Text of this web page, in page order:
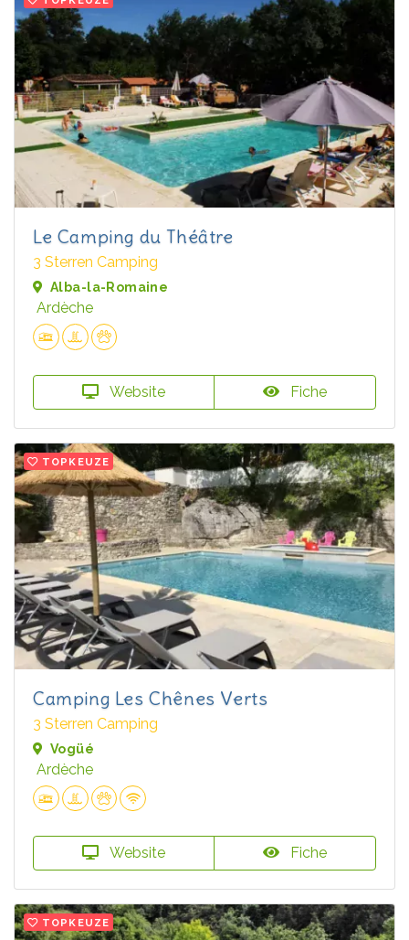
Le Camping du Théâtre
3 Sterren Camping
Alba-la-Romaine
Ardèche
Website Fiche
TOPKEUZE
Camping Les Chênes Verts
3 Sterren Camping
Vogüé
Ardèche
Website Fiche
TOPKEUZE